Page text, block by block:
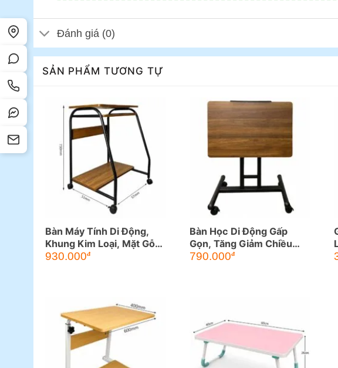
Đánh giá (0)
SẢN PHẨM TƯƠNG TỰ
Bàn Máy Tính Di Động,
Khung Kim Loại, Mặt Gỗ
MDF (BG102)
930.000đ
Bàn Học Di Động Gấp
Gọn, Tăng Giảm Chiều
Cao, Đều Chỉnh Độ
790.000đ